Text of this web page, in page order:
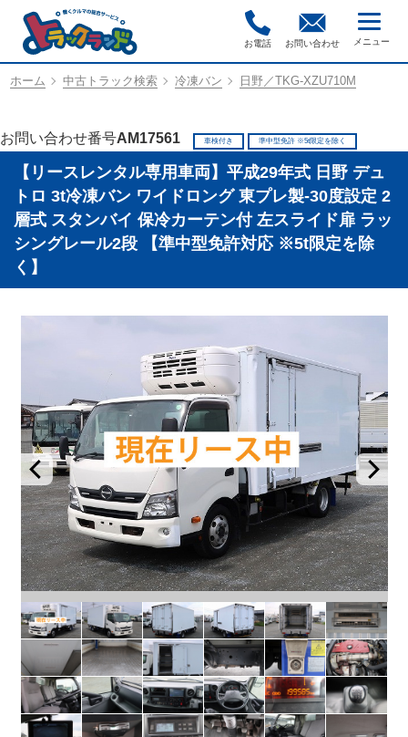
お電話 お問い合わせ
ホーム 中古トラック検索 冷凍バン 日野／TKG-XZU710M
お問い合わせ番号AM17561 車検付き 準中型免許 ※5t限定を除く
【リースレンタル専用車両】平成29年式 日野 デュ
トロ 3t冷凍バン ワイドロング 東プレ製-30度設定 2
層式 スタンバイ 保冷カーテン付 左スライド扉 ラッ
シングレール2段 【準中型免許対応 ※5t限定を除
く】